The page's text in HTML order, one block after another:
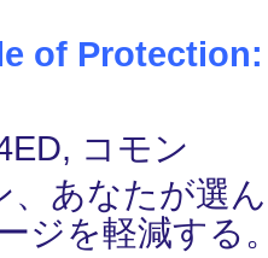
of
コモン
、あなたが選
ジを軽減する